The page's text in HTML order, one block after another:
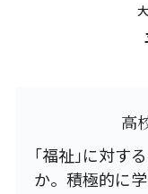
高
｢福祉｣に対す
か。積極的に